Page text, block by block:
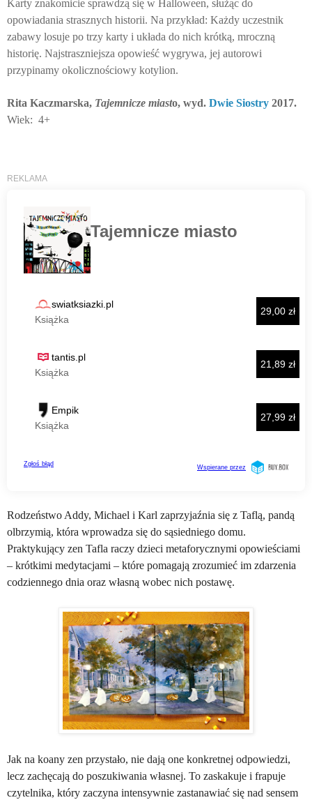
Karty znakomicie sprawdzą się w Halloween, służąc do
opowiadania strasznych historii. Na przykład: Każdy uczestnik
zabawy losuje po trzy karty i układa do nich krótką, mroczną
historię. Najstraszniejsza opowieść wygrywa, jej autorowi
przypinamy okolicznościowy kotylion.
Rita Kaczmarska, Tajemnicze miasto, wyd. Dwie Siostry 2017.
Wiek: 4+
Rodzeństwo Addy, Michael i Karl zaprzyjaźnia się z Taflą, pandą
olbrzymią, która wprowadza się do sąsiedniego domu.
Praktykujący zen Tafla raczy dzieci metaforycznymi opowieściami
– krótkimi medytacjami – które pomagają zrozumieć im zdarzenia
codziennego dnia oraz własną wobec nich postawę.
Jak na koany zen przystało, nie dają one konkretnej odpowiedzi,
lecz zachęcają do poszukiwania własnej. To zaskakuje i frapuje
czytelnika, który zaczyna intensywnie zastanawiać się nad sensem